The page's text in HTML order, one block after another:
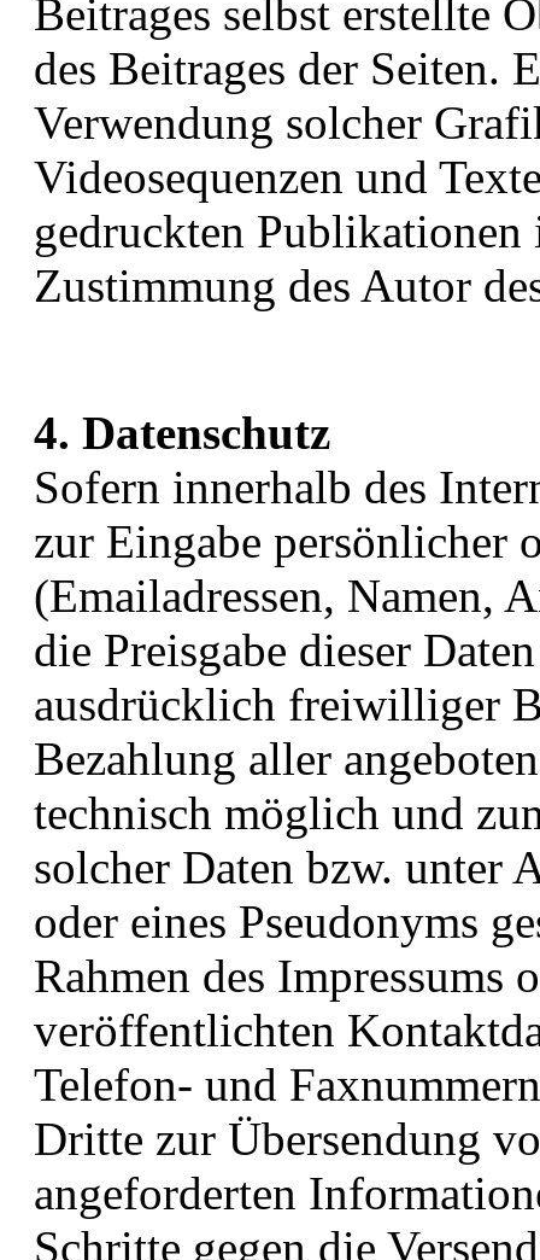
Beitrages selbst erstellte
des Beitrages der Seiten.
Verwendung solcher
Videosequenzen und
gedruckten
Zustimmung des Autor
4. Datenschutz
Sofern innerhalb des
zur Eingabe persönlicher
(Emailadressen, Namen,
die Preisgabe dieser
ausdrücklich freiwilliger
Bezahlung aller
technisch möglich und
solcher Daten bzw. unter
oder eines Pseudonyms
Rahmen des Impressums
veröffentlichten
Telefon- und
Dritte zur Übersendung
angeforderten
Schritte gegen die